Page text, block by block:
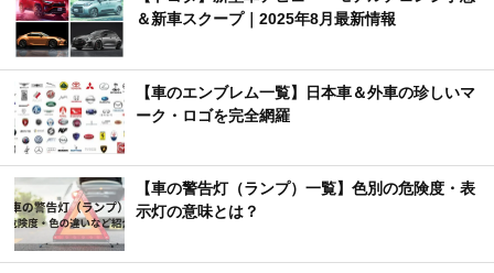
＆新車スクープ｜2025年8月最新情報
【車のエンブレム一覧】日本車＆外車の珍しいマ
ーク・ロゴを完全網羅
【車の警告灯（ランプ）一覧】色別の危険度・表
示灯の意味とは？